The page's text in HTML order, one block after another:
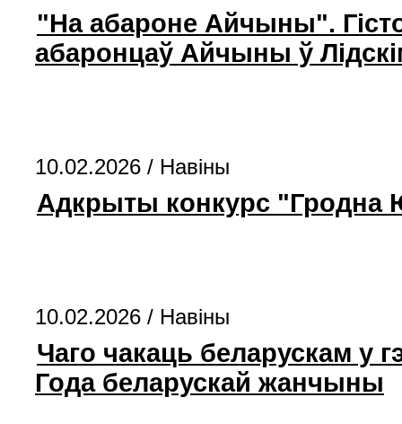
"На абароне Айчыны".
абаронцаў Айчыны ў
10.02.2026 / Навіны
Адкрыты конкурс "Гродна
10.02.2026 / Навіны
Чаго чакаць беларускам у
Года беларускай жанчыны